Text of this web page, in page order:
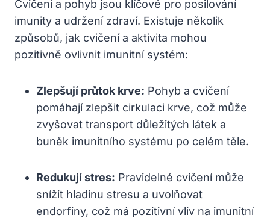
Cvičení a pohyb jsou klíčové pro posilování
imunity a udržení zdraví. Existuje několik
způsobů, jak cvičení a aktivita mohou
pozitivně ovlivnit imunitní systém:
Zlepšují průtok krve: Pohyb a cvičení
pomáhají zlepšit cirkulaci krve, což může
zvyšovat transport důležitých látek a
buněk imunitního systému po celém těle.
Redukují stres: Pravidelné cvičení může
snížit hladinu stresu a uvolňovat
endorfiny, což má pozitivní vliv na imunitní